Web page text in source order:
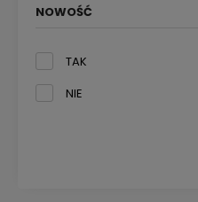
NOWOŚĆ
TAK
NIE